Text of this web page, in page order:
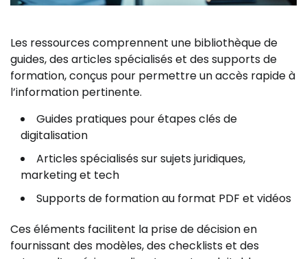
Les ressources comprennent une bibliothèque de
guides, des articles spécialisés et des supports de
formation, conçus pour permettre un accès rapide à
l’information pertinente.
Guides pratiques pour étapes clés de
digitalisation
Articles spécialisés sur sujets juridiques,
marketing et tech
Supports de formation au format PDF et vidéos
Ces éléments facilitent la prise de décision en
fournissant des modèles, des checklists et des